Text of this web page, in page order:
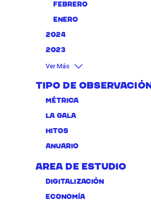
febrero
enero
2024
2023
Ver Más
Tipo de Observación
Métrica
La Gala
Hitos
Anuario
Area de Estudio
Digitalización
Economía